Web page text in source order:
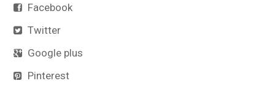
Facebook
Twitter
Google plus
Pinterest